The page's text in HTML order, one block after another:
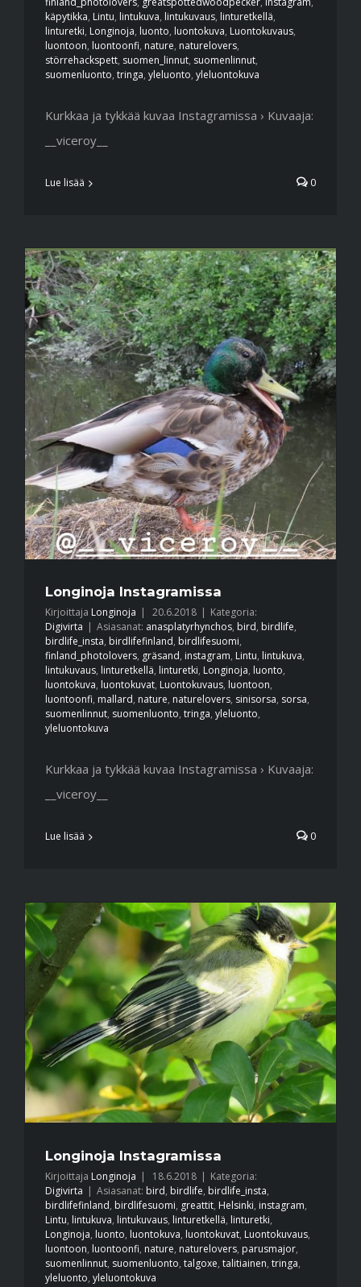
käpytikka, Lintu, lintukuva, lintukuvaus, linturetkellä,
linturetki, Longinoja, luonto, luontokuva, Luontokuvaus,
luontoon, luontoonfi, nature, naturelovers,
störrehackspett, suomen_linnut, suomenlinnut,
suomenluonto, tringa, yleluonto, yleluontokuva
Kurkkaa ja tykkää kuvaa Instagramissa › Kuvaaja:
__viceroy__
Lue lisää 0
Longinoja Instagramissa
Kirjoittaja Longinoja 20.6.2018
Kategoria:
Digivirta
Asiasanat: anasplatyrhynchos, bird, birdlife,
birdlife_insta, birdlifefinland, birdlifesuomi,
finland_photolovers, gräsand, instagram, Lintu, lintukuva,
lintukuvaus, linturetkellä, linturetki, Longinoja, luonto,
luontokuva, luontokuvat, Luontokuvaus, luontoon,
luontoonfi, mallard, nature, naturelovers, sinisorsa, sorsa,
suomenlinnut, suomenluonto, tringa, yleluonto,
yleluontokuva
Kurkkaa ja tykkää kuvaa Instagramissa › Kuvaaja:
__viceroy__
Lue lisää 0
Longinoja Instagramissa
Kirjoittaja Longinoja | 18.6.2018 | Kategoria:
Digivirta | Asiasanat: bird, birdlife, birdlife_insta,
birdlifefinland, birdlifesuomi, greattit, Helsinki, instagram,
Lintu, lintukuva, lintukuvaus, linturetkellä, linturetki,
Longinoja, luonto, luontokuva, luontokuvat, Luontokuvaus,
luontoon, luontoonfi, nature, naturelovers, parusmajor,
suomenlinnut, suomenluonto, talgoxe, talitiainen, tringa,
yleluonto, yleluontokuva